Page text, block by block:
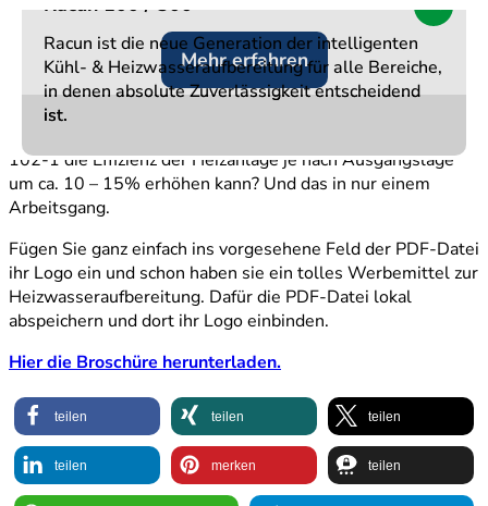
NEU
Racun ist die neue Generation der intelligenten
Kühl- & Heizwasseraufbereitung für alle Bereiche,
in denen absolute Zuverlässigkeit entscheidend
ist.
Mehr erfahren
NEU
Racun ist die neue Generation der intelligenten
Kühl- & Heizwasseraufbereitung für alle Bereiche,
in denen absolute Zuverlässigkeit entscheidend
ist.
Mehr erfahren
NEU
Racun ist die neue Generation der intelligenten
Kühl- & Heizwasseraufbereitung für alle Bereiche,
in denen absolute Zuverlässigkeit entscheidend
ist.
Mehr erfahren
leichter vermitteln zu können, stellt UWS für das SHK-
Handwerk einekostenfreie Argumentationshilfe im praktischen
A5 Format zur Verfügung. In dieser werden dieVorteile der
Wasseraufbereitung kompakt erklärt.Wussten Sie
beispielsweise, dass eine Wasseraufbereitung mit UWS-
102-1 die Effizienz der Heizanlage je nach Ausgangslage
um ca. 10 – 15% erhöhen kann? Und das in nur einem
Arbeitsgang.
Fügen Sie ganz einfach ins vorgesehene Feld der PDF-Datei
ihr Logo ein und schon haben sie ein tolles Werbemittel zur
Heizwasseraufbereitung. Dafür die PDF-Datei lokal
abspeichern und dort ihr Logo einbinden.
Hier die Broschüre herunterladen.
teilen teilen teilen
teilen merken teilen